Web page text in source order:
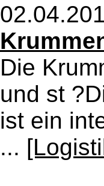
Die
und st
ist ein
...